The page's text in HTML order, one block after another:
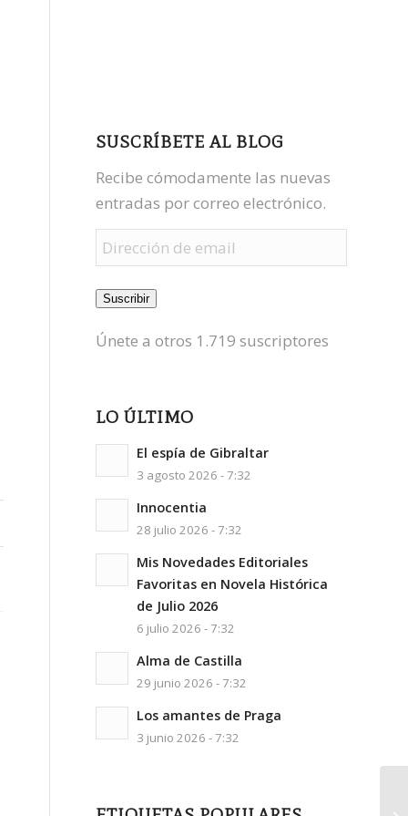
SUSCRÍBETE AL BLOG
Recibe cómodamente las nuevas
entradas por correo electrónico.
Dirección
de
email
Suscribir
Únete a otros 1.719 suscriptores
LO ÚLTIMO
El espía de Gibraltar
3 agosto 2026 - 7:32
Innocentia
28 julio 2026 - 7:32
Mis Novedades Editoriales
Favoritas en Novela Histórica
de Julio 2026
6 julio 2026 - 7:32
Alma de Castilla
29 junio 2026 - 7:32
Los amantes de Praga
3 junio 2026 - 7:32